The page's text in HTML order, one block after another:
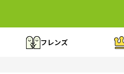
フレンズ